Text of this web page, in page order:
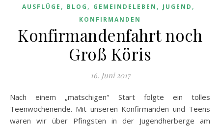
AUSFLÜGE , BLOG , GEMEINDELEBEN , JUGEND ,
KONFIRMANDEN
Konfirmandenfahrt noch
Groß Köris
16. Juni 2017
Nach einem „matschigen“ Start folgte ein tolles
Teenwochenende. Mit unseren Konfirmanden und Teens
waren wir über Pfingsten in der Jugendherberge am